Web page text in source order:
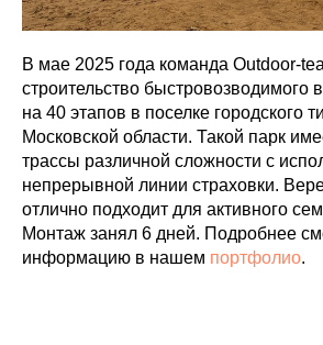
В мае 2025 года команда Outdoor-
строительство быстровозводимого
на 40 этапов в поселке городского
Московской области. Такой парк
трассы различной сложности с
непрерывной линии страховки.
отлично подходит для активного
Монтаж занял 6 дней. Подробнее
информацию в нашем портфолио.